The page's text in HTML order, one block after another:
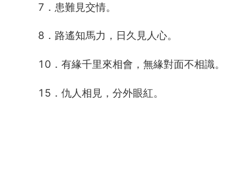
7．患難見交情。
8．路遙知馬力，日久見人心。
10．有緣千里來相會，無緣對面不相識。
15．仇人相見，分外眼紅。